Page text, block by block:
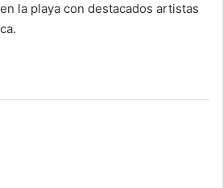
la playa con destacados artistas